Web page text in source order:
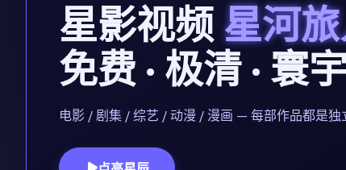
星影视频星河
免费 · 极清 · 寰
电影 / 剧集 / 综艺 / 动漫 / 漫画 — 每部作品都是独